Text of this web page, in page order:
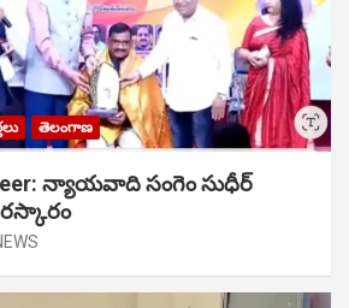
తెలంగాణ
న్యాయవాది సంగెం సుధీర్